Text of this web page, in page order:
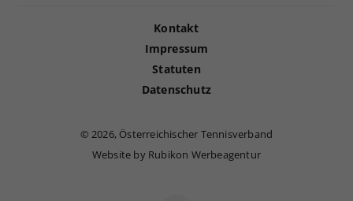
Kontakt
Impressum
Statuten
Datenschutz
©2026, Österreichischer Tennisverband
Website by Rubikon Werbeagentur